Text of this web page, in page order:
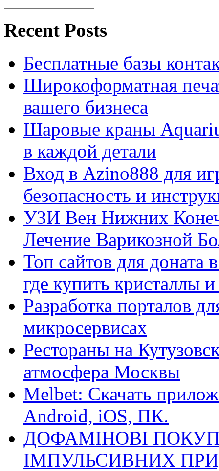
Recent Posts
Бесплатные базы
Широкоформатная
вашего бизнеса
Шаровые краны
в каждой детали
Вход в Azino888 для
безопасность и
УЗИ Вен Нижних
Лечение Варикозной
Топ сайтов для
где купить кристаллы
Разработка порталов
микросервисах
Рестораны на
атмосфера Москвы
Melbet: Скачать
Android, iOS, ПК.
ДОФАМІНОВІ
ІМПУЛЬСИВНИХ